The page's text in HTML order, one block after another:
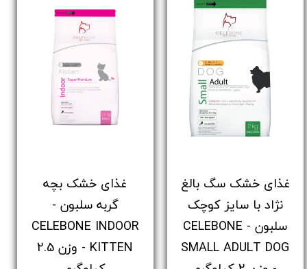
غذای خشک سگ بالغ
نژاد با سایز کوچک
سلبون - CELEBONE
SMALL ADULT DOG
غذای خشک بچه
گربه سلبون -
CELEBONE INDOOR
KITTEN - وزن 2.5